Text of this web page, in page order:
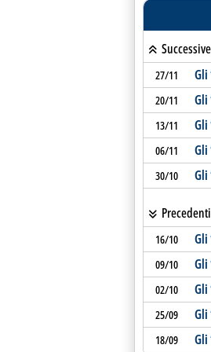
Successive
27/11 Gli
20/11 Gli
13/11 Gli
06/11 Gli
30/10 Gli
Precedenti
16/10 Gli
09/10 Gli
02/10 Gli
25/09 Gli
18/09 Gli